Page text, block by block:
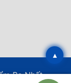
Ba Nhất
▴